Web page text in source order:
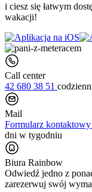
i ciesz się łatwym
wakacji!
Call center
42 680 38 51
Mail
Formularz kontaktowy
dni w tygodniu
Biura Rainbow
Odwiedź jedno z
zarezerwuj swój